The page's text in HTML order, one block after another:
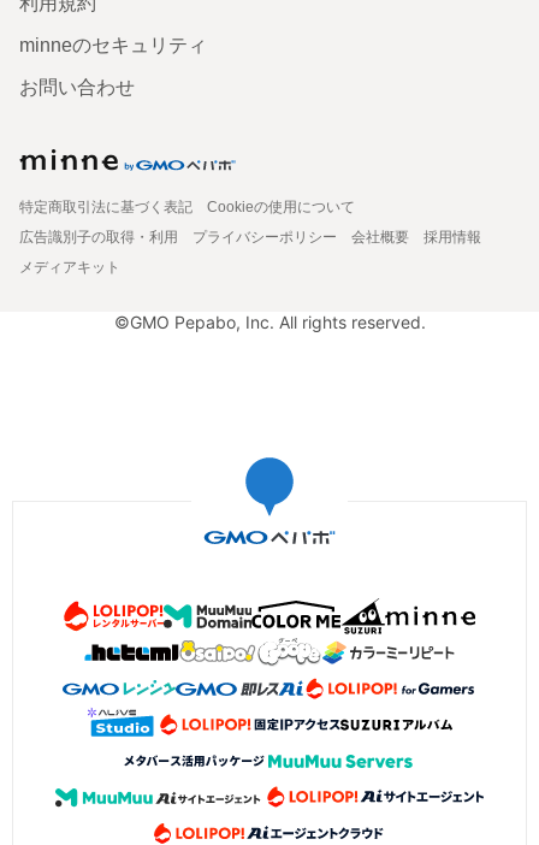
minneのセキュリティ
お問い合わせ
特定商取引法に基づく表記
Cookieの使用について
広告識別子の取得・利用
プライバシーポリシー 会社概要
採用情報
メディアキット
©GMO Pepabo, Inc. All rights reserved.